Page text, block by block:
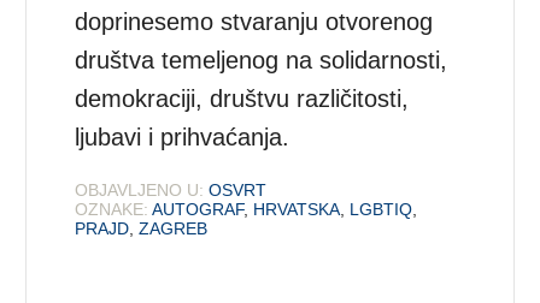
doprinesemo stvaranju otvorenog
društva temeljenog na solidarnosti,
demokraciji, društvu različitosti,
ljubavi i prihvaćanja.
OBJAVLJENO U: OSVRT
OZNAKE: AUTOGRAF, HRVATSKA LGBTIQ
PRAJD ,ZAGREB